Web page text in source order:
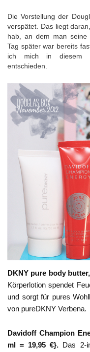
Die Vorstellung der
verspätet. Das liegt
hab, an dem man seine
Tag später war bereits
ich mich in diesem
entschieden.
DKNY pure body
Körperlotion spendet
und sorgt für pures
von pureDKNY Verbena.
Davidoff Champion
ml = 19,95 €}. Das 2-